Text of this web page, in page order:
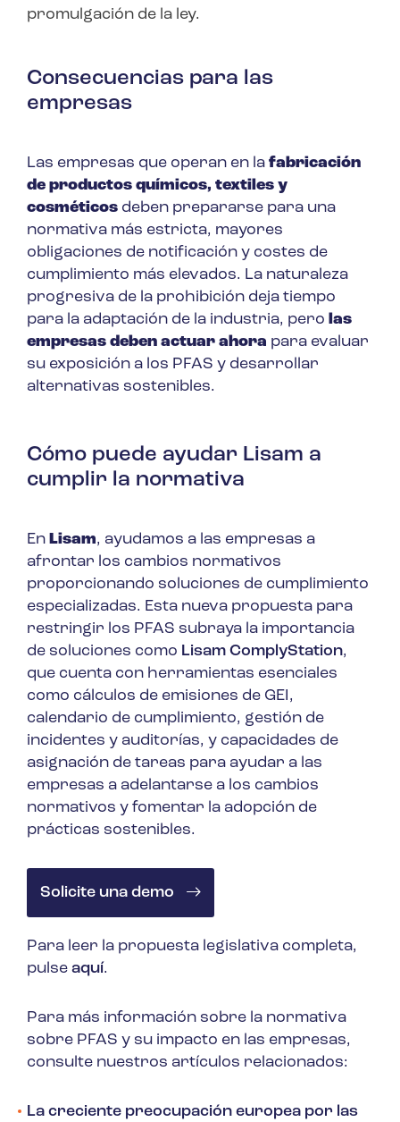
promulgación de la ley.
Consecuencias para las
empresas
Las empresas que operan en la fabricación
de productos químicos, textiles y
cosméticos deben prepararse para una
normativa más estricta, mayores
obligaciones de notificación y costes de
cumplimiento más elevados. La naturaleza
progresiva de la prohibición deja tiempo
para la adaptación de la industria, pero las
empresas deben actuar ahora para evaluar
su exposición a los PFAS y desarrollar
alternativas sostenibles.
Cómo puede ayudar Lisam a
cumplir la normativa
En Lisam, ayudamos a las empresas a
afrontar los cambios normativos
proporcionando soluciones de cumplimiento
especializadas. Esta nueva propuesta para
restringir los PFAS subraya la importancia
de soluciones como Lisam ComplyStation,
que cuenta con herramientas esenciales
como cálculos de emisiones de GEI,
calendario de cumplimiento, gestión de
incidentes y auditorías, y capacidades de
asignación de tareas para ayudar a las
empresas a adelantarse a los cambios
normativos y fomentar la adopción de
prácticas sostenibles.
Solicite una demo
Para leer la propuesta legislativa completa,
pulse aquí.
Para más información sobre la normativa
sobre PFAS y su impacto en las empresas,
consulte nuestros artículos relacionados:
La creciente preocupación europea por las